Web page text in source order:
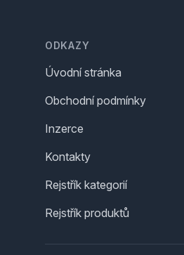
ODKAZY
Úvodní stránka
Obchodní podmínky
Inzerce
Kontakty
Rejstřík kategorií
Rejstřík produktů